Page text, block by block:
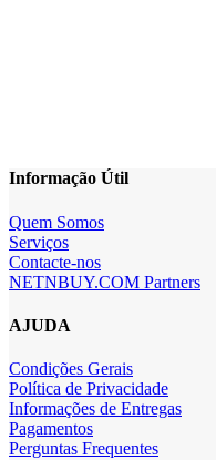
Informação Útil
Quem Somos
Serviços
Contacte-nos
NETNBUY.COM Partners
AJUDA
Condições Gerais
Política de Privacidade
Informações de Entregas
Pagamentos
Perguntas Frequentes